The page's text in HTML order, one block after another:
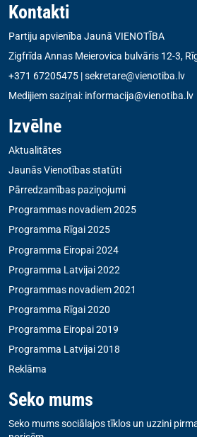
Kontakti
Partiju apvienība Jaunā VIENOTĪBA
Zigfrīda Annas Meierovica bulvāris 12-3,
+371 67205475 |sekretare@vienotiba.lv
Medijiem saziņai: informacija@vienotiba.lv
Izvēlne
Aktualitātes
Jaunās Vienotības statūti
Pārredzamības paziņojumi
Programmas novadiem 2025
Programma Rīgai 2025
Programma Eiropai 2024
Programma Latvijai 2022
Programmas novadiem 2021
Programma Rīgai 2020
Programma Eiropai 2019
Programma Latvijai 2018
Reklāma
Seko mums
Seko mums sociālajos tīklos un uzzini